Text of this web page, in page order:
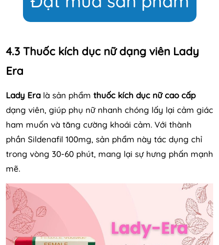
4.3 Thuốc kích dục nữ dạng viên Lady
Era
Lady Era là sản phẩm thuốc kích dục nữ cao cấp
dạng viên, giúp phụ nữ nhanh chóng lấy lại cảm giác
ham muốn và tăng cường khoái cảm. Với thành
phần Sildenafil 100mg, sản phẩm này tác dụng chỉ
trong vòng 30-60 phút, mang lại sự hưng phấn mạnh
mẽ.